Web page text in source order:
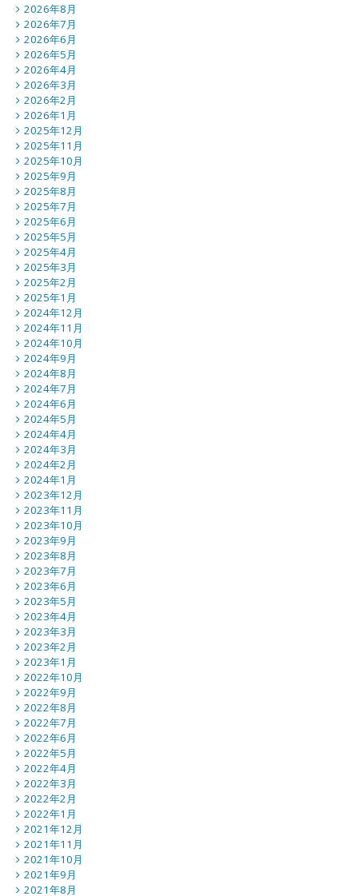
2026年8月
2026年7月
2026年6月
2026年5月
2026年4月
2026年3月
2026年2月
2026年1月
2025年12月
2025年11月
2025年10月
2025年9月
2025年8月
2025年7月
2025年6月
2025年5月
2025年4月
2025年3月
2025年2月
2025年1月
2024年12月
2024年11月
2024年10月
2024年9月
2024年8月
2024年7月
2024年6月
2024年5月
2024年4月
2024年3月
2024年2月
2024年1月
2023年12月
2023年11月
2023年10月
2023年9月
2023年8月
2023年7月
2023年6月
2023年5月
2023年4月
2023年3月
2023年2月
2023年1月
2022年10月
2022年9月
2022年8月
2022年7月
2022年6月
2022年5月
2022年4月
2022年3月
2022年2月
2022年1月
2021年12月
2021年11月
2021年10月
2021年9月
2021年8月